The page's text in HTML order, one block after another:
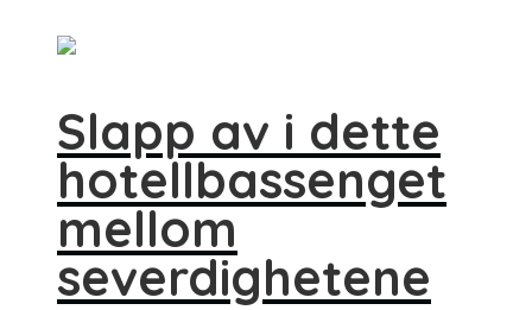
Slapp av i dette
hotellbassenget
mellom
severdighetene